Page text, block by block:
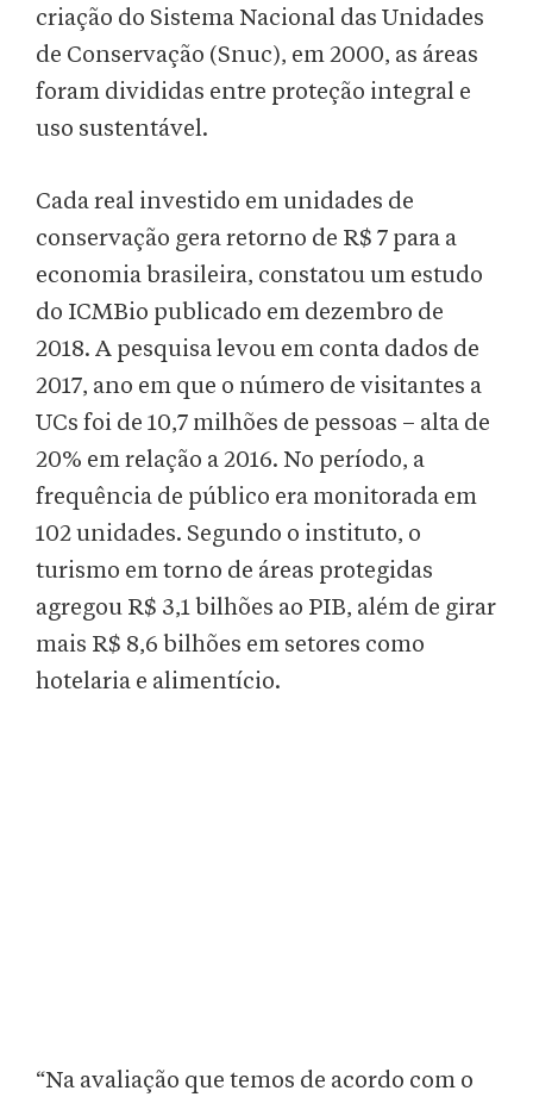
criação do Sistema Nacional das Unidades
de Conservação (Snuc), em 2000, as áreas
foram divididas entre proteção integral e
uso sustentável.
Cada real investido em unidades de
conservação gera retorno de R$ 7 para a
economia brasileira, constatou um estudo
do ICMBio publicado em dezembro de
2018. A pesquisa levou em conta dados de
2017, ano em que o número de visitantes a
UCs foi de 10,7 milhões de pessoas – alta de
20% em relação a 2016. No período, a
frequência de público era monitorada em
102 unidades. Segundo o instituto, o
turismo em torno de áreas protegidas
agregou R$ 3,1 bilhões ao PIB, além de girar
mais R$ 8,6 bilhões em setores como
hotelaria e alimentício.
“Na avaliação que temos de acordo com o